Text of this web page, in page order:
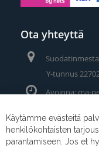
Ota yhteyttä
Y-tunnus
Avoinna: ma-
Puhelin/
Sähköposti:
Käytämme evästeitä
henkilökohtaisten
parantamiseen. Jos et